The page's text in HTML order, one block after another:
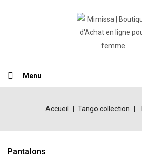
Menu
Accueil Tango collection
Pantalons